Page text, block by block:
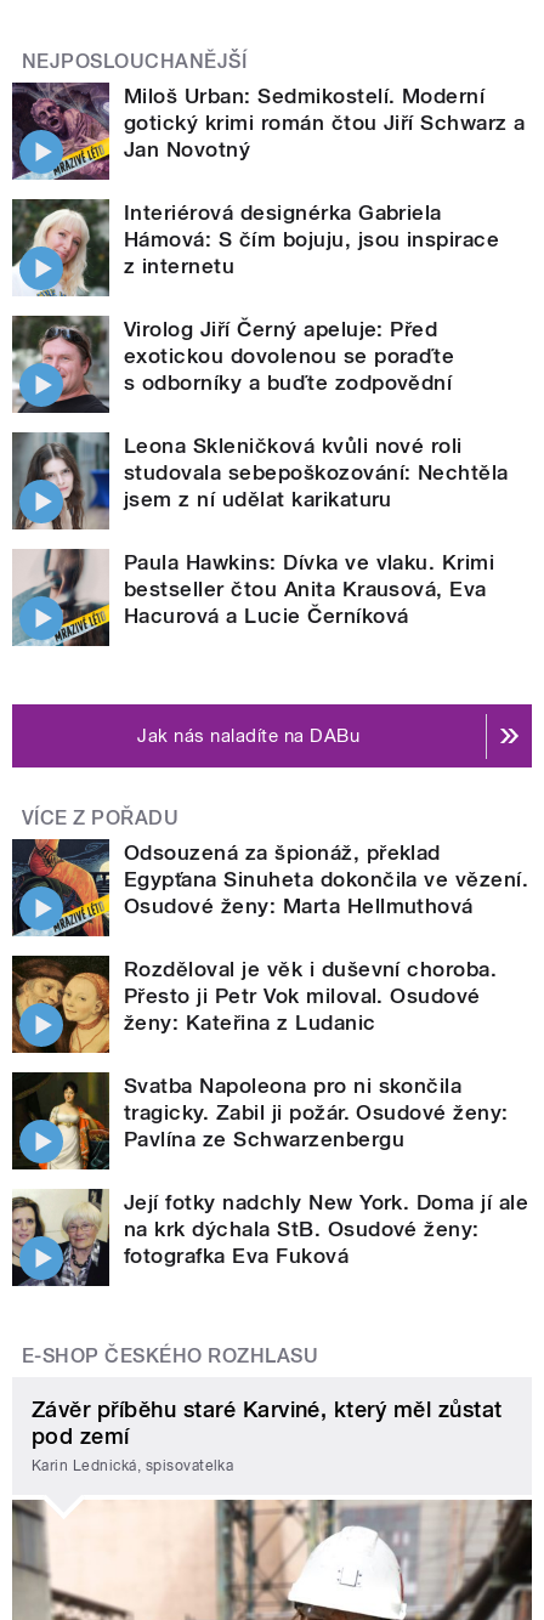
NEJPOSLOUCHANĚJŠÍ
Miloš Urban: Sedmikostelí. Moderní
gotický krimi román čtou Jiří Schwarz a
Jan Novotný
Interiérová designérka Gabriela
Hámová: S čím bojuju, jsou inspirace
z internetu
Virolog Jiří Černý apeluje: Před
exotickou dovolenou se poraďte
s odborníky a buďte zodpovědní
Leona Skleničková kvůli nové roli
studovala sebepoškozování: Nechtěla
jsem z ní udělat karikaturu
Paula Hawkins: Dívka ve vlaku. Krimi
bestseller čtou Anita Krausová, Eva
Hacurová a Lucie Černíková
Jak nás naladíte na DABu
VÍCE Z POŘADU
Odsouzená za špionáž, překlad
Egypťana Sinuheta dokončila ve vězení.
Osudové ženy: Marta Hellmuthová
Rozděloval je věk i duševní choroba.
Přesto ji Petr Vok miloval. Osudové
ženy: Kateřina z Ludanic
Svatba Napoleona pro ni skončila
tragicky. Zabil ji požár. Osudové ženy:
Pavlína ze Schwarzenbergu
Její fotky nadchly New York. Doma jí ale
na krk dýchala StB. Osudové ženy:
fotografka Eva Fuková
E-SHOP ČESKÉHO ROZHLASU
Závěr příběhu staré Karviné, který měl zůstat
pod zemí
Karin Lednická, spisovatelka